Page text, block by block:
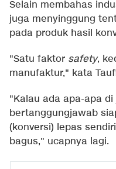
Selain membahas
juga menyinggung
pada produk hasil
"Satu faktor safety,
manufaktur," kata
"Kalau ada apa-apa
bertanggungjawab
(konversi) lepas
bagus," ucapnya lagi.